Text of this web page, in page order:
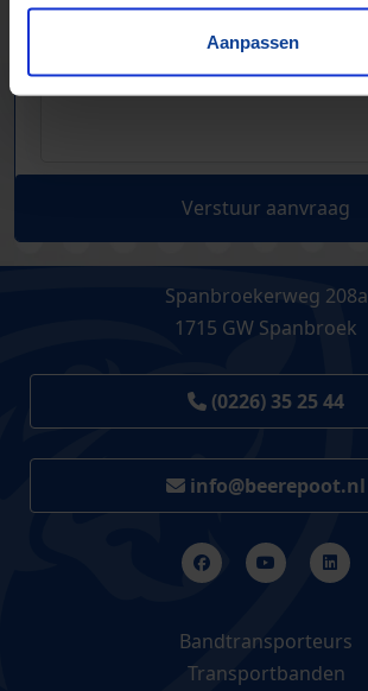
Aanpassen
Verstuur aanvraag
Spanbroekerweg 208a
1715 GW Spanbroek
(0226) 35 25 44
info@beerepoot.nl
Bandtransporteurs
Transportbanden